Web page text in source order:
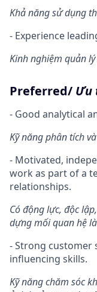
Khả năng sử dụng
- Experience
Kinh nghiệm quản
Preferred/ Ưu
- Good analytical
Kỹ năng phân tích
- Motivated,
work as part of a
relationships.
Có động lực, độc
dựng mối quan hệ
- Strong customer
influencing skills.
Kỹ năng chăm sóc